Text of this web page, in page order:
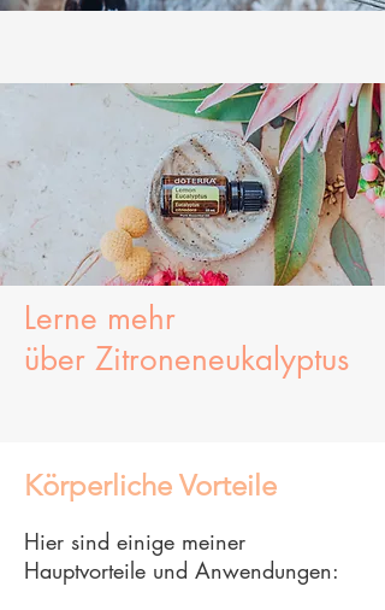
Lerne mehr
über Zitroneneukalyptus
Körperliche Vorteile
Hier sind einige meiner
Hauptvorteile und Anwendungen: